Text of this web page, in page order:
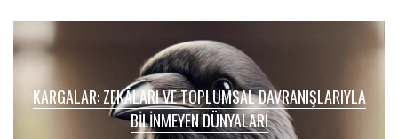
KARGALAR: ZEKÂLARI VE TOPLUMSAL DAVRANIŞLARIYLA
BILINMEYEN DÜNYALARI